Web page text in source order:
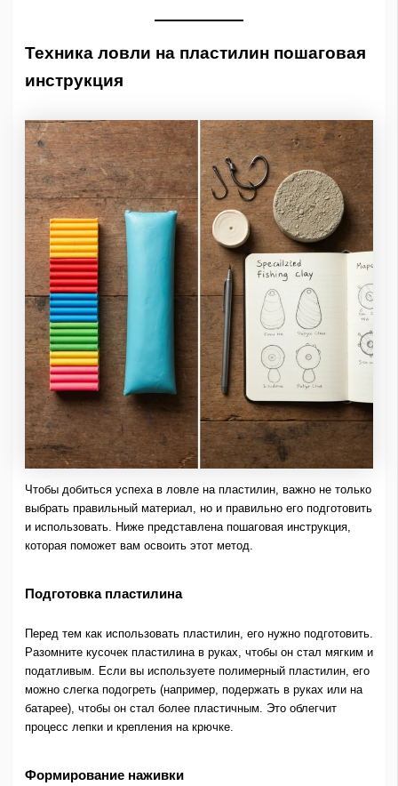
Техника ловли на пластилин пошаговая
инструкция
Чтобы добиться успеха в ловле на пластилин, важно не только
выбрать правильный материал, но и правильно его подготовить
и использовать. Ниже представлена пошаговая инструкция,
которая поможет вам освоить этот метод.
Подготовка пластилина
Перед тем как использовать пластилин, его нужно подготовить.
Разомните кусочек пластилина в руках, чтобы он стал мягким и
податливым. Если вы используете полимерный пластилин, его
можно слегка подогреть (например, подержать в руках или на
батарее), чтобы он стал более пластичным. Это облегчит
процесс лепки и крепления на крючке.
Формирование наживки